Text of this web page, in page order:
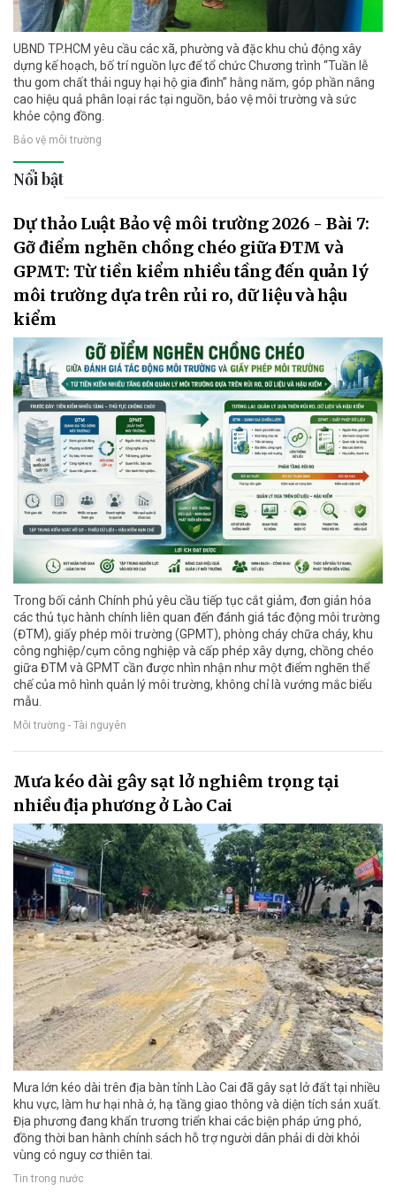
UBND TP.HCM yêu cầu các xã, phường và đặc khu chủ động xây
dựng kế hoạch, bố trí nguồn lực để tổ chức Chương trình “Tuần lễ
thu gom chất thải nguy hại hộ gia đình” hằng năm, góp phần nâng
cao hiệu quả phân loại rác tại nguồn, bảo vệ môi trường và sức
khỏe cộng đồng.
Bảo vệ môi trường
Nổi bật
Dự thảo Luật Bảo vệ môi trường 2026 - Bài 7:
Gỡ điểm nghẽn chồng chéo giữa ĐTM và
GPMT: Từ tiền kiểm nhiều tầng đến quản lý
môi trường dựa trên rủi ro, dữ liệu và hậu
kiểm
Trong bối cảnh Chính phủ yêu cầu tiếp tục cắt giảm, đơn giản hóa
các thủ tục hành chính liên quan đến đánh giá tác động môi trường
(ĐTM), giấy phép môi trường (GPMT), phòng cháy chữa cháy, khu
công nghiệp/cụm công nghiệp và cấp phép xây dựng, chồng chéo
giữa ĐTM và GPMT cần được nhìn nhận như một điểm nghẽn thể
chế của mô hình quản lý môi trường, không chỉ là vướng mắc biểu
mẫu.
Môi trường - Tài nguyên
Mưa kéo dài gây sạt lở nghiêm trọng tại
nhiều địa phương ở Lào Cai
Mưa lớn kéo dài trên địa bàn tỉnh Lào Cai đã gây sạt lở đất tại nhiều
khu vực, làm hư hại nhà ở, hạ tầng giao thông và diện tích sản xuất.
Địa phương đang khẩn trương triển khai các biện pháp ứng phó,
đồng thời ban hành chính sách hỗ trợ người dân phải di dời khỏi
vùng có nguy cơ thiên tai.
Tin trong nước